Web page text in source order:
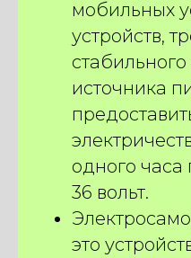
мобильных
устройств,
источника
одного
36 вольт.
это